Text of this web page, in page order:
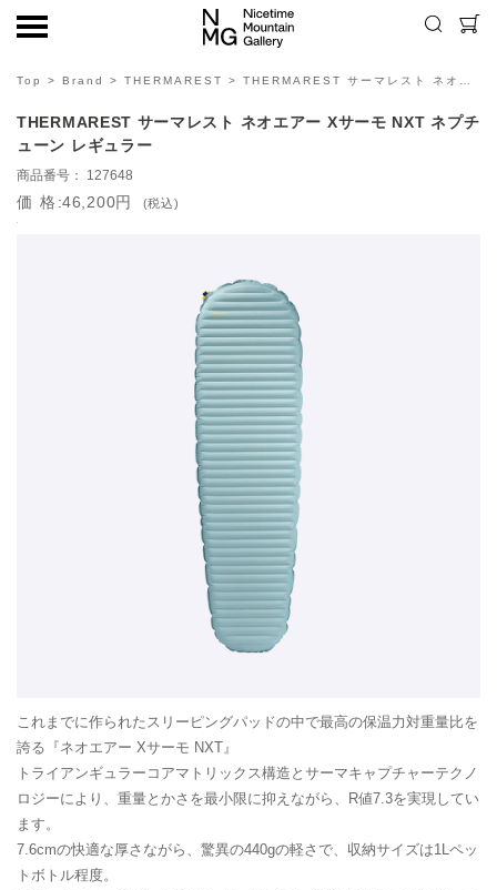
Top > Brand > THERMAREST > THERMAREST サーマレスト ネオエアー Xサーモ NXT ネプチューン レギュラー
THERMAREST サーマレスト ネオエアー Xサーモ NXT ネプチ
ューン レギュラー
127648
価格46,200円 (税込)
これまでに作られたスリーピングパッドの中で最高の保温力対重量比を
誇る『ネオエアー Xサーモ NXT』
トライアンギュラーコアマトリックス構造とサーマキャプチャーテクノ
ロジーにより、重量とかさを最小限に抑えながら、R値7.3を実現してい
ます。
7.6cmの快適な厚さながら、驚異の440gの軽さで、収納サイズは1Lペッ
トボトル程度。